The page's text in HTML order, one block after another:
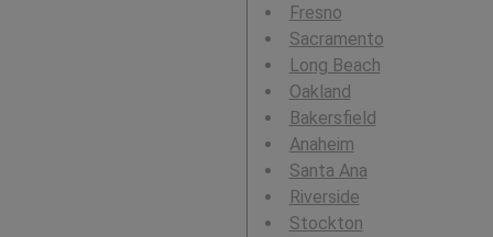
Fresno
Sacramento
Long Beach
Oakland
Bakersfield
Anaheim
Santa Ana
Riverside
Stockton